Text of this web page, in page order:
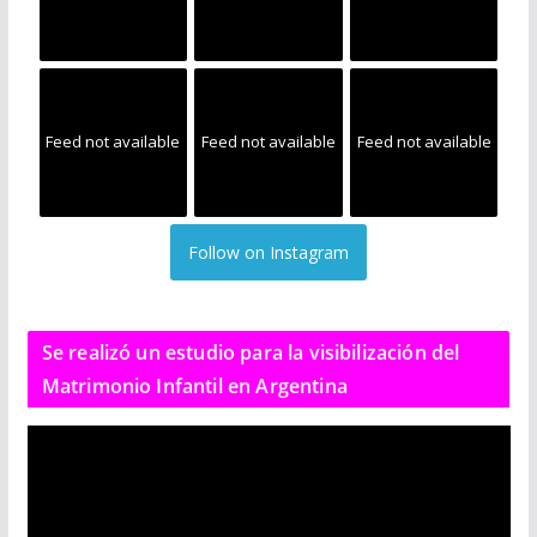
Feed not available Feed not available Feed not available
Follow on Instagram
Se realizó un estudio para la visibilización del
Matrimonio Infantil en Argentina